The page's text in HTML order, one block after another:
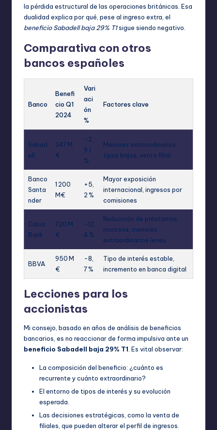
la pérdida estructural de las operaciones británicas. Esa
dualidad explica por qué, pese al ingreso extra, el
beneficio Sabadell baja 29% T1sigue siendo negativo.
Comparativa con otros
bancos españoles
Banco
Benefi
cio Q1
2024
Vari
aci
ón
%
Factores clave
Sabad
ell
347 M
€
-2
9,1
%
Menores extraordinarios,
tipos bajos, venta filial
Banco
Santa
nder
1 200
M€
+5,
2 %
Mayor exposición
internacional, ingresos por
comisiones
Caixa
Bank
720 M
€
-12,
4 %
Reducción de préstamos
morosos, menores
extraordinarios leves
BBVA
950 M
€
-8,
7 %
Tipo de interés estable,
incremento en banca digital
Lecciones para los
accionistas
Mi consejo, basado en años de análisis de beneficios
bancarios, es no reaccionar de forma impulsiva ante un
beneficio Sabadell baja 29% T1 . Es vital observar:
La composición del beneficio: ¿cuánto es
recurrente y cuánto extraordinario?
El entorno de tipos de interés y su evolución
esperada.
Las decisiones estratégicas, como la venta de
filiales, que pueden alterar el perfil de ingresos.